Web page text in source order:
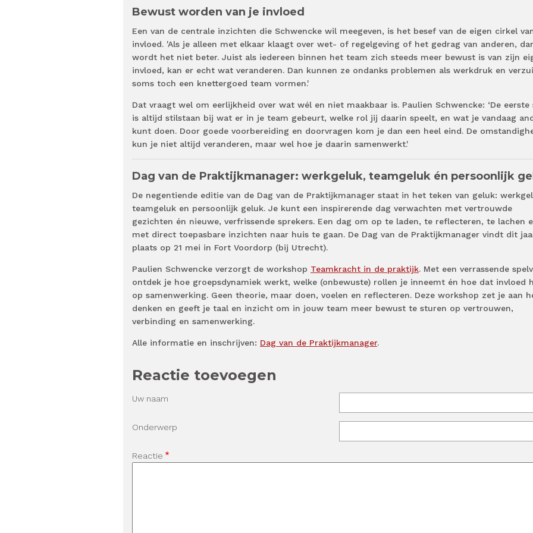
Bewust worden van je invloed
Een van de centrale inzichten die Schwencke wil meegeven, is het besef van de eigen cirkel
invloed. 'Als je alleen met elkaar klaagt over wet- of regelgeving of het gedrag van anderen,
wordt het niet beter. Juist als iedereen binnen het team zich steeds meer bewust is van zijn
invloed, kan er echt wat veranderen. Dan kunnen ze ondanks problemen als werkdruk en
soms toch een knettergoed team vormen.'
Dat vraagt wel om eerlijkheid over wat wél en niet maakbaar is. Paulien Schwencke: ‘De eerste
is altijd stilstaan bij wat er in je team gebeurt, welke rol jij daarin speelt, en wat je vandaag
kunt doen. Door goede voorbereiding en doorvragen kom je dan een heel eind. De
kun je niet altijd veranderen, maar wel hoe je daarin samenwerkt.'
Dag van de Praktijkmanager: werkgeluk, teamgeluk én persoonlijk
De negentiende editie van de Dag van de Praktijkmanager staat in het teken van geluk:
teamgeluk en persoonlijk geluk. Je kunt een inspirerende dag verwachten met vertrouwde
gezichten én nieuwe, verfrissende sprekers. Een dag om op te laden, te reflecteren, te lachen
met direct toepasbare inzichten naar huis te gaan. De Dag van de Praktijkmanager vindt dit
plaats op 21 mei in Fort Voordorp (bij Utrecht).
Paulien Schwencke verzorgt de workshop Teamkracht in de praktijk. Met een verrassende
ontdek je hoe groepsdynamiek werkt, welke (onbewuste) rollen je inneemt én hoe dat invloed
op samenwerking. Geen theorie, maar doen, voelen en reflecteren. Deze workshop zet je aan
denken en geeft je taal en inzicht om in jouw team meer bewust te sturen op vertrouwen,
verbinding en samenwerking.
Alle informatie en inschrijven: Dag van de Praktijkmanager.
Reactie toevoegen
Uw naam
Onderwerp
Reactie